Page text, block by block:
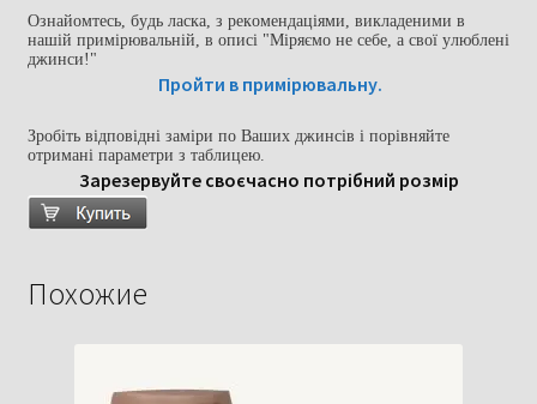
Ознайомтесь, будь ласка, з рекомендаціями, викладеними в
нашій примірювальній, в описі "Міряємо не себе, а свої улюблені
джинси!"
Пройти в примірювальну.
Зробіть відповідні заміри по Ваших джинсів і порівняйте
отримані параметри з таблицею.
Зарезервуйте своєчасно потрібний розмір
Похожие